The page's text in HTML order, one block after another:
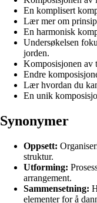
En komplisert
Lær mer om
En harmonisk
Undersøkelsen
jorden.
Komposisjonen av
Endre
Lær hvordan du
En unik
Synonymer
Oppsett:
struktur.
Utforming:
arrangement.
Sammensetning:
elementer for å